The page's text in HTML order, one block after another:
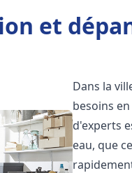
et
Dans la
besoins en
d'experts
eau, que